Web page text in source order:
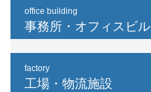
office building
事務所・オフィスビル
factory
工場・物流施設